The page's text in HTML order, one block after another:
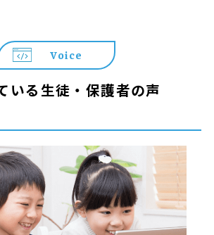
Voice
いる生徒・保護者の声